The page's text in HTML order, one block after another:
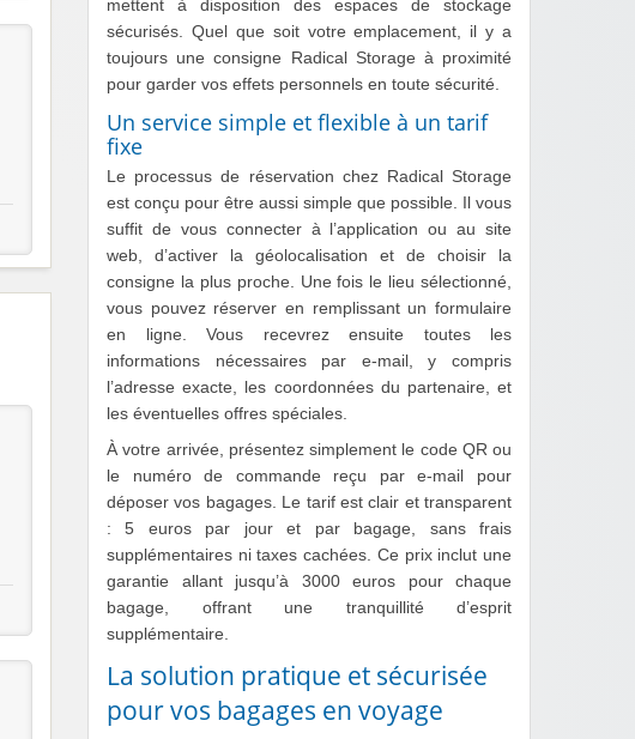
mettent à disposition des espaces de stockage
sécurisés. Quel que soit votre emplacement, il y a
toujours une consigne Radical Storage à proximité
pour garder vos effets personnels en toute sécurité.
Un service simple et flexible à un tarif
fixe
Le processus de réservation chez Radical Storage
est conçu pour être aussi simple que possible. Il vous
suffit de vous connecter à l’application ou au site
web, d’activer la géolocalisation et de choisir la
consigne la plus proche. Une fois le lieu sélectionné,
vous pouvez réserver en remplissant un formulaire
en ligne. Vous recevrez ensuite toutes les
informations nécessaires par e-mail, y compris
l’adresse exacte, les coordonnées du partenaire, et
les éventuelles offres spéciales.
À votre arrivée, présentez simplement le code QR ou
le numéro de commande reçu par e-mail pour
déposer vos bagages. Le tarif est clair et transparent
: 5 euros par jour et par bagage, sans frais
supplémentaires ni taxes cachées. Ce prix inclut une
garantie allant jusqu’à 3000 euros pour chaque
bagage, offrant une tranquillité d’esprit
supplémentaire.
La solution pratique et sécurisée
pour vos bagages en voyage